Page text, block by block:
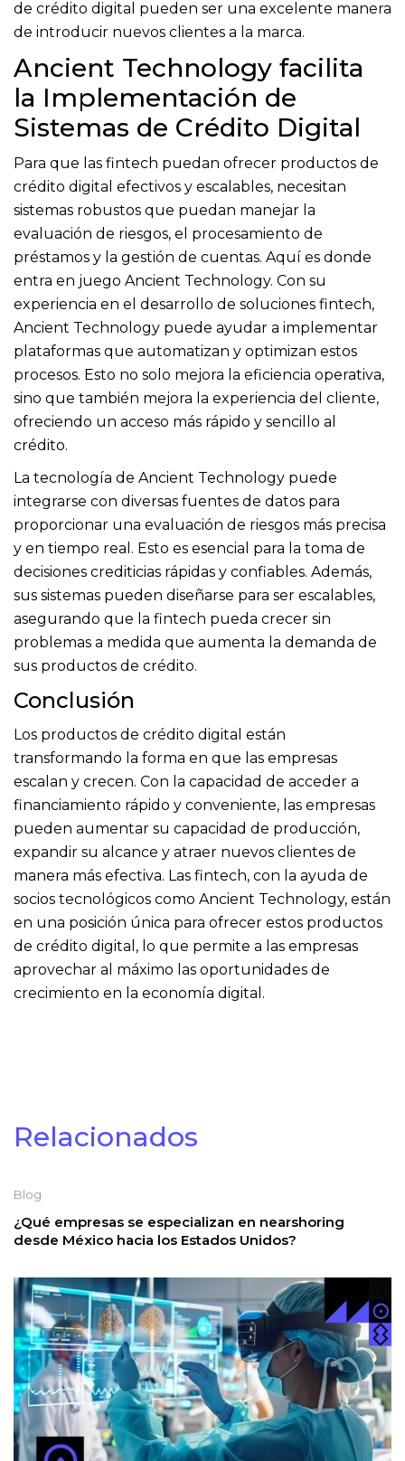
de crédito digital pueden ser una excelente manera
de introducir nuevos clientes a la marca.
Ancient Technology facilita
la Implementación de
Sistemas de Crédito Digital
Para que las fintech puedan ofrecer productos de
crédito digital efectivos y escalables, necesitan
sistemas robustos que puedan manejar la
evaluación de riesgos, el procesamiento de
préstamos y la gestión de cuentas. Aquí es donde
entra en juego Ancient Technology. Con su
experiencia en el desarrollo de soluciones fintech,
Ancient Technology puede ayudar a implementar
plataformas que automatizan y optimizan estos
procesos. Esto no solo mejora la eficiencia operativa,
sino que también mejora la experiencia del cliente,
ofreciendo un acceso más rápido y sencillo al
crédito.
La tecnología de Ancient Technology puede
integrarse con diversas fuentes de datos para
proporcionar una evaluación de riesgos más precisa
y en tiempo real. Esto es esencial para la toma de
decisiones crediticias rápidas y confiables. Además,
sus sistemas pueden diseñarse para ser escalables,
asegurando que la fintech pueda crecer sin
problemas a medida que aumenta la demanda de
sus productos de crédito.
Conclusión
Los productos de crédito digital están
transformando la forma en que las empresas
escalan y crecen. Con la capacidad de acceder a
financiamiento rápido y conveniente, las empresas
pueden aumentar su capacidad de producción,
expandir su alcance y atraer nuevos clientes de
manera más efectiva. Las fintech, con la ayuda de
socios tecnológicos como Ancient Technology, están
en una posición única para ofrecer estos productos
de crédito digital, lo que permite a las empresas
aprovechar al máximo las oportunidades de
crecimiento en la economía digital.
Relacionados
Blog
¿Qué empresas se especializan en nearshoring
desde México hacia los Estados Unidos?